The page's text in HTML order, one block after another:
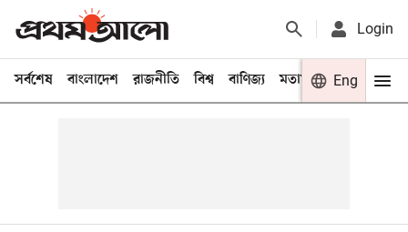
Login
সর্বশেষ বাংলাদেশ রাজনীতি বিশ্ব বাণিজ্য মতামত খেলা
Eng